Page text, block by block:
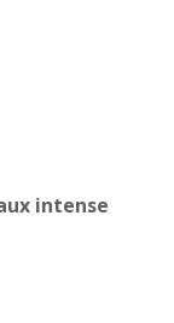
intense